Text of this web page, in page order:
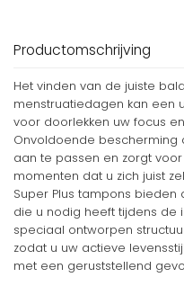
Productomschrijving
Het vinden van de juiste
menstruatiedagen kan een
voor doorlekken uw focus
Onvoldoende bescherming
aan te passen en zorgt
momenten dat u zich juist
Super Plus tampons
die u nodig heeft tijdens de
speciaal ontworpen
zodat u uw actieve
met een geruststellend